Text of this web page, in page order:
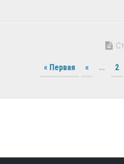
« Первая « ... 2